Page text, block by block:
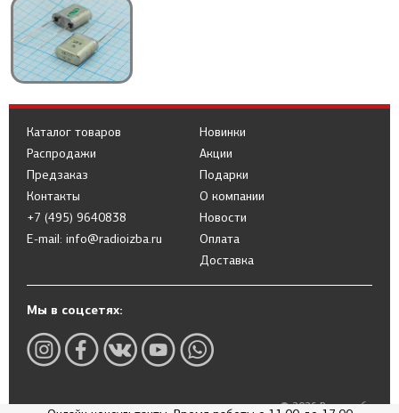
Каталог товаров
Распродажи
Предзаказ
Новинки
Акции
Подарки
Контакты
+7 (495) 9640838
E-mail: info@radioizba.ru
О компании
Новости
Оплата
Доставка
Мы в соцсетях:
© 2026 Радиоизба